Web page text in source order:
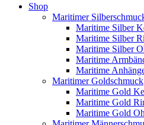
Shop
Maritimer
Maritime Silber
Maritime Silber
Maritime Silber
Maritime
Maritime
Maritimer Goldschmuck
Maritime Gold
Maritime Gold
Maritime Gold